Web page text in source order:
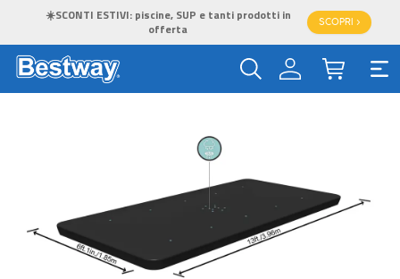
☀️SCONTI ESTIVI: piscine, SUP e tanti prodotti in
offerta
SCOPRI >